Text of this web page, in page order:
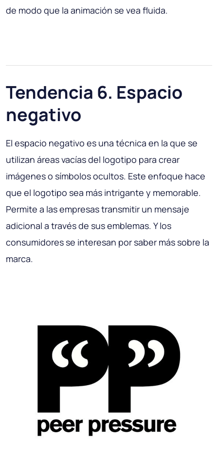
de modo que la animación se vea fluida.
Tendencia 6. Espacio
negativo
El espacio negativo es una técnica en la que se
utilizan áreas vacías del logotipo para crear
imágenes o símbolos ocultos. Este enfoque hace
que el logotipo sea más intrigante y memorable.
Permite a las empresas transmitir un mensaje
adicional a través de sus emblemas. Y los
consumidores se interesan por saber más sobre la
marca.